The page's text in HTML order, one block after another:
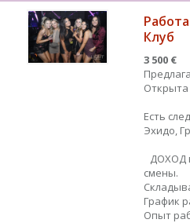
Клуб
3 500 €
Открыта
Есть
Эхидо,
ДОХОД
смены.
График
Опыт